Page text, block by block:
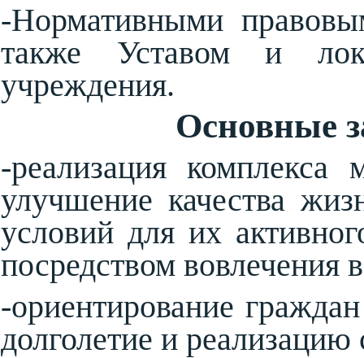
-Нормативными
также Уставом и
учреждения.
Основные
-реализация комплекса
улучшение качества
условий для их
посредством вовлечения
-ориентирование
долголетие и